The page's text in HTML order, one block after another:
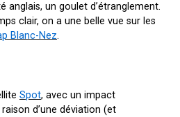
anglais, un goulet d’étranglement.
clair, on a une belle vue sur les
Blanc-Nez.
Spot, avec un impact
d’une déviation (et